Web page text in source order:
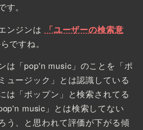
。
ンジンは
「ユーザーの検索意
ですね。
は「pop'n music」のことを「ポ
ュージック」とは認識している
は「ポップン」と検索されてる
music」とは検索してない
う、と思われて評価が下がる傾